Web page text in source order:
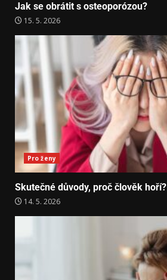
Jak se obrátit s osteoporózou?
15. 5. 2026
Pro ženy
Skutečné důvody, proč člověk hoří?
14. 5. 2026